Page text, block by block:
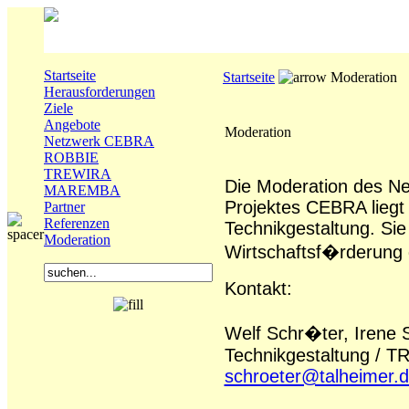
Startseite
Herausforderungen
Ziele
Angebote
Netzwerk CEBRA
ROBBIE
TREWIRA
MAREMBA
Partner
Referenzen
Moderation
Startseite Moderation
Moderation
Die Moderation des
Projektes CEBRA
Technikgestaltung.
Kontakt:
Welf Schr�ter, Irene
Technikgestaltung /